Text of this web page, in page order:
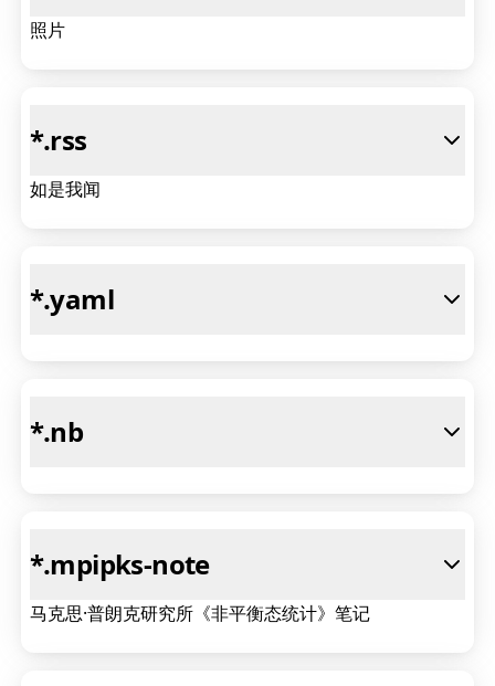
照片
*.rss
如是我闻
*.yaml
*.nb
*.mpipks-note
马克思·普朗克研究所《非平衡态统计》笔记